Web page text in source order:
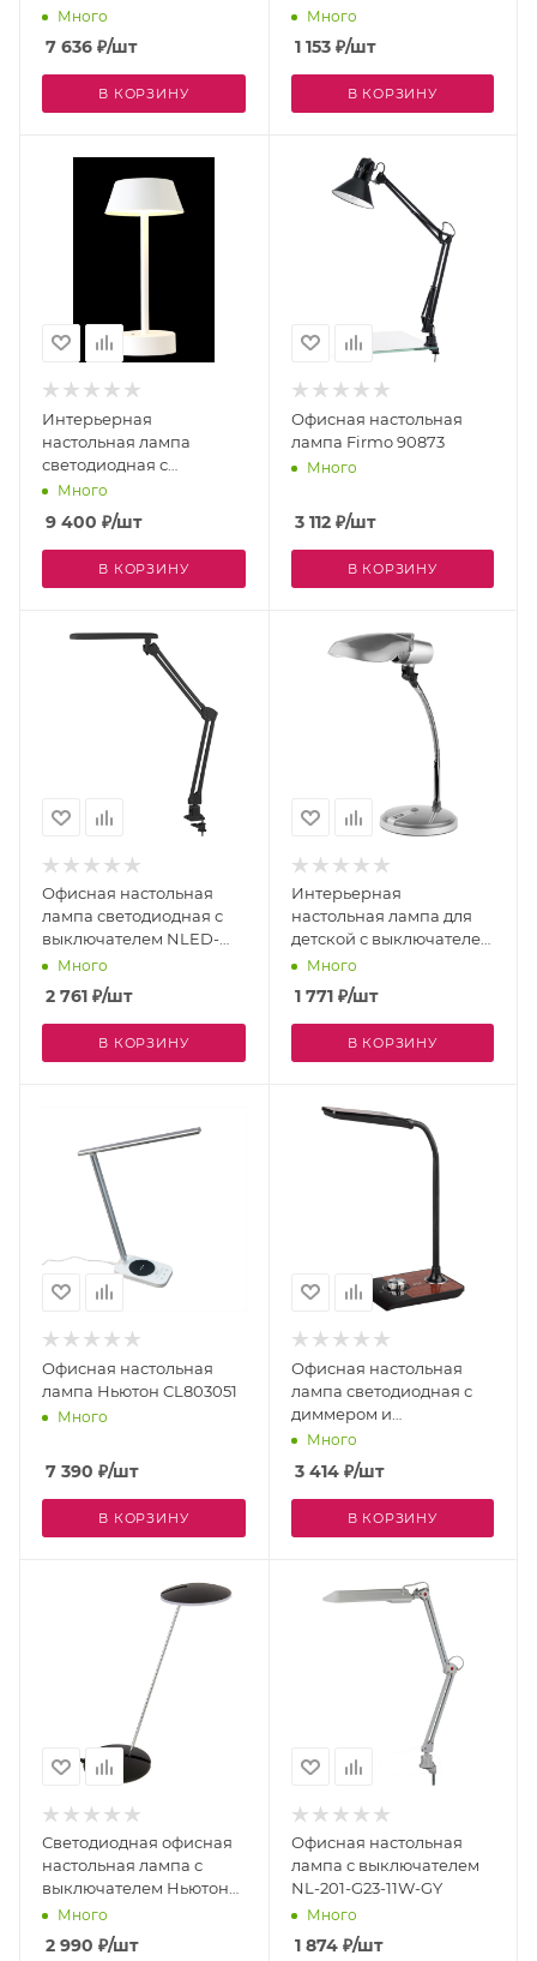
выключателем Telescope
7010/1T WH
Много
7 636 ₽/шт
В КОРЗИНУ
Много
1 153₽/шт
В КОРЗИНУ
Интерьерная
настольная лампа
светодиодная с
выключателем и
аккумулятором SANTA
LG1 WHITE
Много
9 400 ₽/шт
В КОРЗИНУ
Офисная настольная
лампа Firmo 90873
Много
3 112₽/шт
В КОРЗИНУ
Офисная настольная
лампа светодиодная с
выключателем NLED-
441-7W-BK
Много
2 761 ₽/шт
В КОРЗИНУ
Интерьерная
настольная лампа для
детской с выключателем
NE-301-E27-15W-S
Много
1 771₽/шт
В КОРЗИНУ
Офисная настольная
лампа Ньютон CL803051
Много
7 390 ₽/шт
В КОРЗИНУ
Офисная настольная
лампа светодиодная с
диммером и
выключателем
регулировкой цветовой
температуры и яркости
NLED-473-10W-BK
Много
3 414₽/шт
В КОРЗИНУ
Светодиодная офисная
настольная лампа с
выключателем Ньютон
CL803032
Много
2 990 ₽/шт
Офисная настольная
лампа с выключателем
NL-201-G23-11W-GY
Много
1 874₽/шт